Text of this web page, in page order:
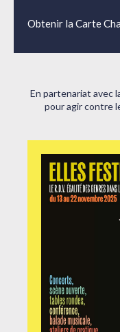
Obtenir la Carte
En partenariat avec
pour agir contre